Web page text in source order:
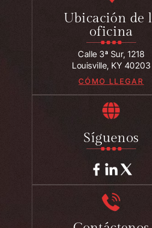
Ubicación de
oficina
Calle 3ª Sur, 1218
Louisville, KY 40203
CÓMO LLEGAR
Síguenos